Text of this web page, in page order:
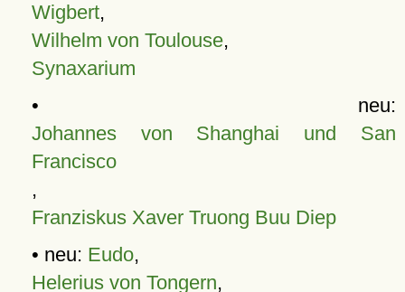
Wigbert,
Wilhelm von Toulouse,
Synaxarium
• neu:
Johannes von Shanghai und San
Francisco
,
Franziskus Xaver Truong Buu Diep
• neu: Eudo,
Helerius von Tongern,